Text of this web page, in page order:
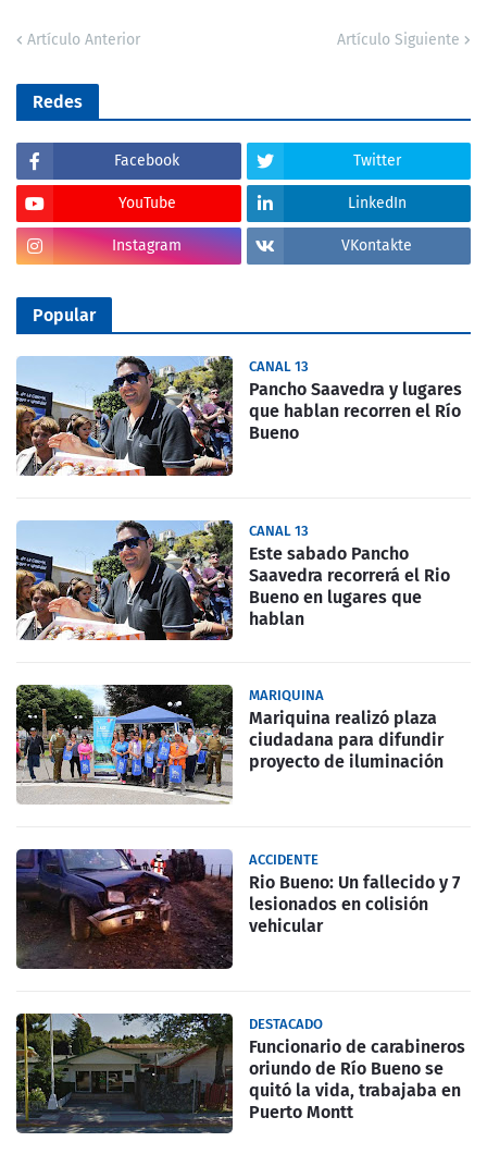
Artículo Anterior Artículo Siguiente
Redes
Facebook Twitter
YouTube LinkedIn
Instagram VKontakte
Popular
CANAL 13
Pancho Saavedra y lugares
que hablan recorren el Río
Bueno
CANAL 13
Este sabado Pancho
Saavedra recorrerá el Rio
Bueno en lugares que
hablan
MARIQUINA
Mariquina realizó plaza
ciudadana para difundir
proyecto de iluminación
ACCIDENTE
Rio Bueno: Un fallecido y 7
lesionados en colisión
vehicular
DESTACADO
Funcionario de carabineros
oriundo de Río Bueno se
quitó la vida, trabajaba en
Puerto Montt